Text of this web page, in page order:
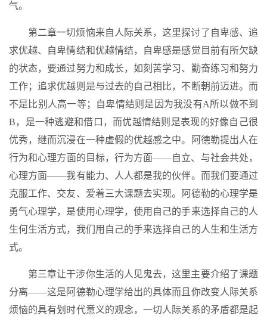
气。
第二章一切烦恼来自人际关系，这里探讨了自卑感、追
求优越、自卑情结和优越情结，自卑感是感觉目前有所欠缺
的状态，要通过努力和成长，如刻苦学习、勤奋练习和努力
工作；追求优越则是与过去的自己相比，不断朝前迈进。而
不是比别人高一等；自卑情结则是因为我没有A所以做不到
B，是一种逃避和借口，而优越情结则是表现的好像自己很
优秀，继而沉浸在一种虚假的优越感之中。阿德勒提出人在
行为和心理方面的目标，行为方面——自立、与社会共处，
心理方面——我有能力、人人都是我的伙伴。而我们要通过
克服工作、交友、爱着三大课题去实现。阿德勒的心理学是
勇气心理学，是使用心理学，使用自己的手来选择自己的人
生何生活方式，我们用自己的手来选择自己的人生和生活方
式。
第三章让干涉你生活的人见鬼去，这里主要介绍了课题
分离——这是阿德勒心理学给出的具体而且你改变人际关系
烦恼的具有划时代意义的观念，一切人际关系的矛盾都是起